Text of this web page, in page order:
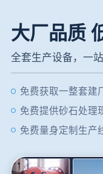
大厂品质
全套生产设备，一
免费获取一整套建
免费提供砂石处理
免费量身定制生产